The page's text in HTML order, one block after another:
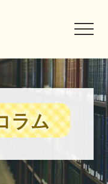
ラム